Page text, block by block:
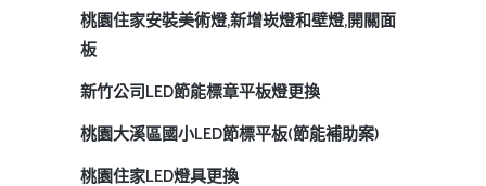
桃園住家安裝美術燈,新增崁燈和壁燈,開關面
板
新竹公司LED節能標章平板燈更換
桃園大溪區國小LED節標平板(節能補助案)
桃園住家LED燈具更換